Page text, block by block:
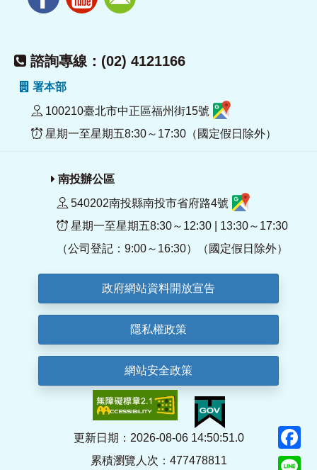
諮詢專線：(02) 4121166
署本部
100210臺北市中正區福州街15號
星期一至星期五8:30～17:30（國定假日除外）
南投辦公區
540202南投縣南投市省府路4號
星期一至星期五8:30～12:30 | 13:30～17:30
（公司登記：9:00～16:30）（國定假日除外）
政府網站資料開放宣告
隱私權政策
網站安全政策
更新日期：2026-08-06 14:50:51.0
累積瀏覽人次：477478811